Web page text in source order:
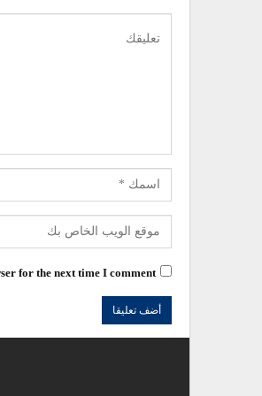
for the next time I comment.